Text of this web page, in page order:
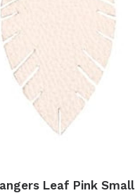
Leaf Pink Small